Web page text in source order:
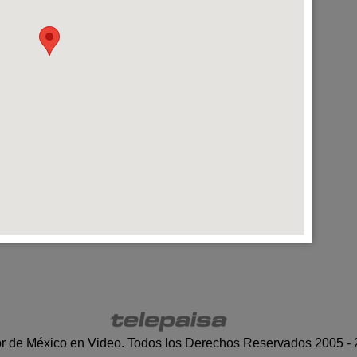
de México en Video. Todos los Derechos Reservados 2005 -